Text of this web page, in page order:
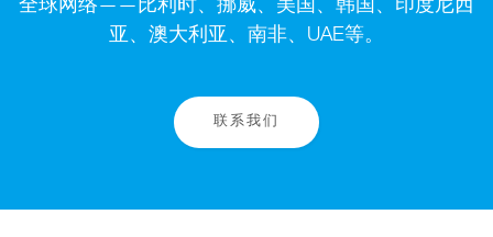
全球网络——比利时、挪威、美国、韩国、印度尼西
亚、澳大利亚、南非、UAE等。
联系我们